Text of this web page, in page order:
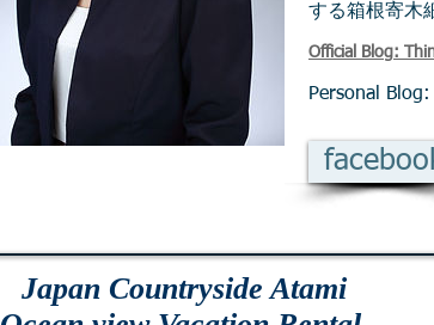
する箱根寄木
Official Blog:
Personal Blog:
Japan Countryside Atami